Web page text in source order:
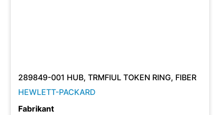
289849-001 HUB, TRMFIUL TOKEN RING, FIBER
HEWLETT-PACKARD
Fabrikant